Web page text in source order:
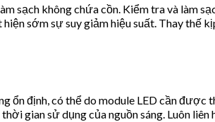
sạch không chứa cồn. Kiểm tra và làm
sớm sự suy giảm hiệu suất. Thay thế
định, có thể do module LED cần được
gian sử dụng của nguồn sáng. Luôn liên